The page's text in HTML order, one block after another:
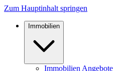
Zum Hauptinhalt springen
Immobilien
Immobilien Angebote